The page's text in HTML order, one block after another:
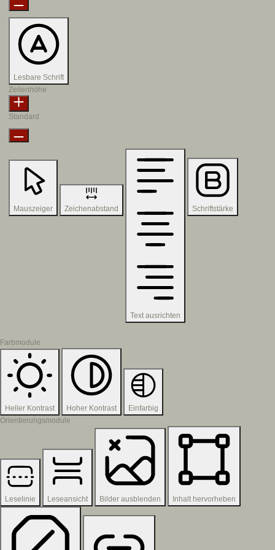
Lesbare Schrift
Zeilenhöhe
Standard
Mauszeiger Zeichenabstand
Text ausrichten
Schriftstärke
Farbmodule
Heller Kontrast Hoher Kontrast
Einfarbig
Orientierungsmodule
Leselinie Leseansicht Bilder ausblenden Inhalt hervorheben